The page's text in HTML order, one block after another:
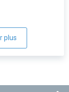
plus